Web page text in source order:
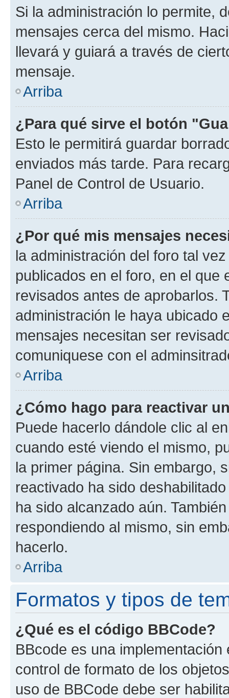
Si la administración lo permite,
mensajes cerca del mismo.
llevará y guiará a través de
mensaje.
Arriba
¿Para qué sirve el botón
Esto le permitirá guardar
enviados más tarde. Para
Panel de Control de Usuario.
Arriba
¿Por qué mis mensajes
la administración del foro tal
publicados en el foro, en el
revisados antes de aprobarlos.
administración le haya ubicado
mensajes necesitan ser
comuniquese con el
Arriba
¿Cómo hago para reactivar
Puede hacerlo dándole clic al
cuando esté viendo el mismo,
la primer página. Sin embargo,
reactivado ha sido
ha sido alcanzado aún.
respondiendo al mismo, sin
hacerlo.
Arriba
Formatos y tipos de
¿Qué es el código BBCode?
BBcode es una
control de formato de los
uso de BBCode debe ser